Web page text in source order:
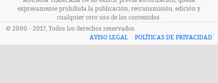
expresamente prohibida la publicación, retransmisión, edición y
cualquier otro uso de los contenidos.
© 2000 - 2017, Todos los derechos reservados.
AVISO LEGAL
POLÍTICAS DE PRIVACIDAD